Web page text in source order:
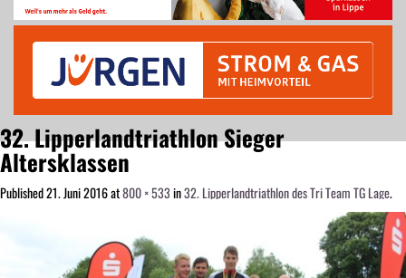
32. Lipperlandtriathlon Sieger
Altersklassen
Published21. Juni 2016at800 × 533in32. Lipperlandtriathlon des Tri Team TG Lage.